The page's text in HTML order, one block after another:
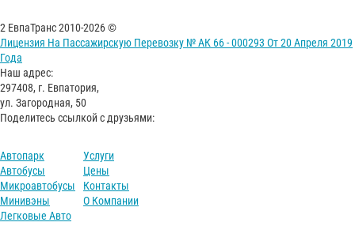
2 ЕвпаТранс 2010-2026 ©
Лицензия На Пассажирскую Перевозку № АК 66 - 000293 От 20 Апреля 2019
Года
Наш адрес:
297408, г. Евпатория,
ул. Загородная, 50
Поделитесь ссылкой с друзьями:
Автопарк
Автобусы
Микроавтобусы
Минивэны
Легковые Авто
Услуги
Цены
Контакты
О Компании